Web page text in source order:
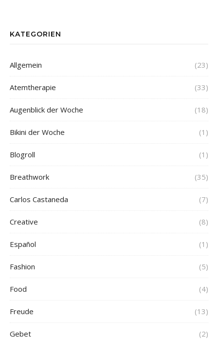
KATEGORIEN
Allgemein (23)
Atemtherapie (33)
Augenblick der Woche (18)
Bikini der Woche (1)
Blogroll (1)
Breathwork (35)
Carlos Castaneda (7)
Creative (8)
Español (1)
Fashion (5)
Food (4)
Freude (13)
Gebet (2)